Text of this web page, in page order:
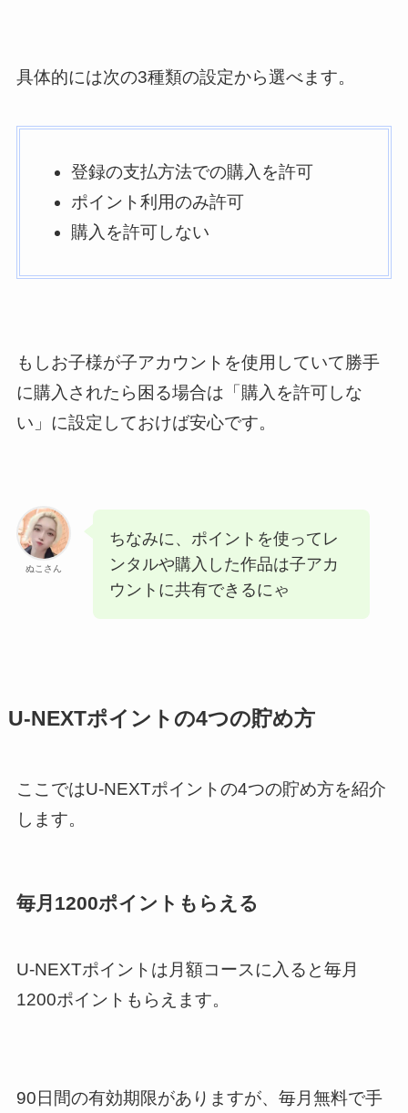
具体的には次の3種類の設定から選べます。
登録の支払方法での購入を許可
ポイント利用のみ許可
購入を許可しない
もしお子様が子アカウントを使用していて勝手
に購入されたら困る場合は「購入を許可しな
い」に設定しておけば安心です。
ぬこさん
ちなみに、ポイントを使ってレ
ンタルや購入した作品は子アカ
ウントに共有できるにゃ
U-NEXTポイントの4つの貯め方
ここではU-NEXTポイントの4つの貯め方を紹介
します。
毎月1200ポイントもらえる
U-NEXTポイントは月額コースに入ると毎月
1200ポイントもらえます。
90日間の有効期限がありますが、毎月無料で手